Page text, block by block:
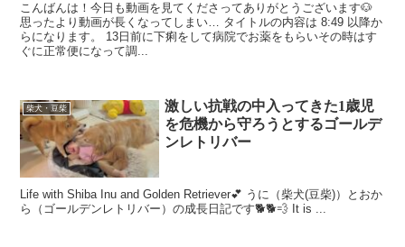
こんばんは！今日も動画を見てくださってありがとうございます🐶
思ったより動画が長くなってしまい… タイトルの内容は 8:49 以降か
らになります。 13日前に下痢をして病院でお薬をもらいその時はす
ぐに正常便になって調...
柴犬・豆柴
激しい抗戦の中入ってきた1歳児
を危機から守ろうとするゴールデ
ンレトリバー
Life with Shiba Inu and Golden Retriever💕 うに（柴犬(豆柴)）とおか
ら（ゴールデンレトリバー）の成長日記です🐕🐕💨 It is ...